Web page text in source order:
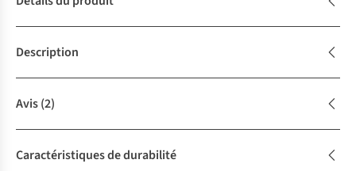
Description
Avis(2)
Caractéristiques de durabilité